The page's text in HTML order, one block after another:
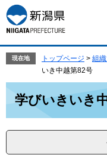
ー
ジ
の
で
ニ
ュ
ー
ば
本
文
現在地 トップページ > 組
いき中越第82号
学びいきいき